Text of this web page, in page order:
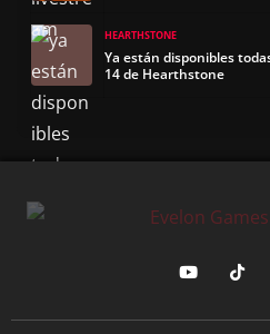
HEARTHSTONE
Ya están disponibles
14 de Hearthstone